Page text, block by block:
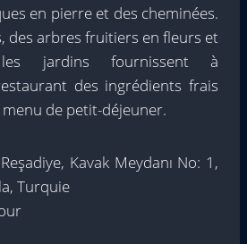
en pierre et des cheminées.
des arbres fruitiers en fleurs et
jardins fournissent à
des ingrédients frais
de petit-déjeuner.
Kavak Meydanı No: 1,
Turquie